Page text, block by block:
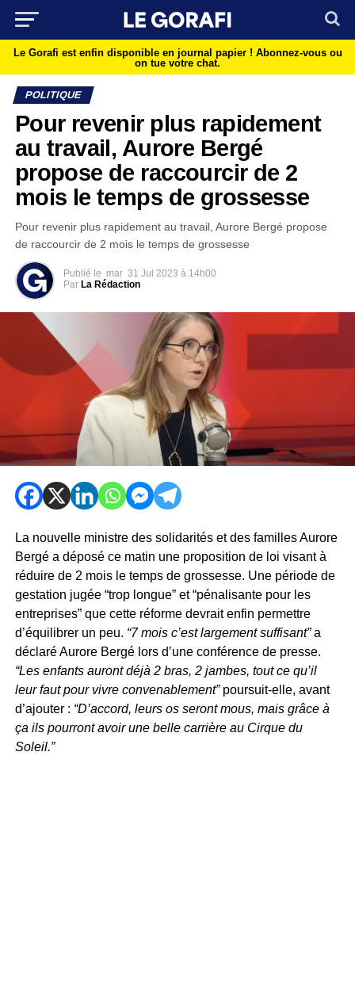
Le Gorafi est enfin disponible en journal papier ! Abonnez-vous ou
on tue votre chat.
POLITIQUE
Pour revenir plus rapidement
au travail, Aurore Bergé
propose de raccourcir de 2
mois le temps de grossesse
Pour revenir plus rapidement au travail, Aurore Bergé propose
de raccourcir de 2 mois le temps de grossesse
Publié le mar 31 Jul 2023 à 14h00
Par La Rédaction
La nouvelle ministre des solidarités et des familles Aurore
Bergé a déposé ce matin une proposition de loi visant à
réduire de 2 mois le temps de grossesse. Une période de
gestation jugée “trop longue” et “pénalisante pour les
entreprises” que cette réforme devrait enfin permettre
d’équilibrer un peu. “7 mois c’est largement suffisant”a
déclaré Aurore Bergé lors d’une conférence de presse.
“Les enfants auront déjà 2 bras, 2 jambes, tout ce qu’il
leur faut pour vivre convenablement” poursuit-elle, avant
d’ajouter : “D’accord, leurs os seront mous, mais grâce à
ça ils pourront avoir une belle carrière au Cirque du
Soleil.”